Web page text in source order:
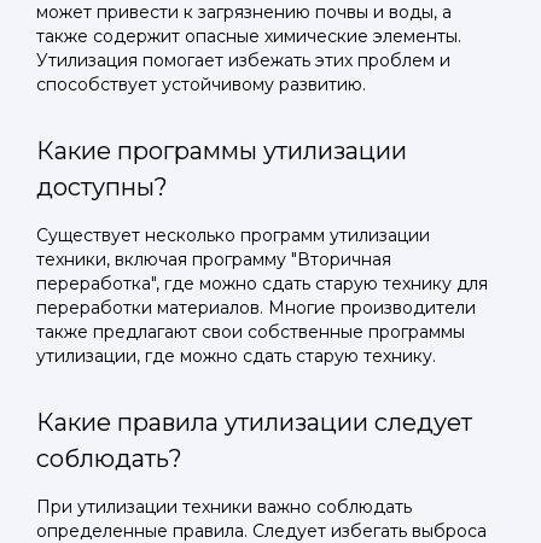
может привести к загрязнению почвы и воды, а
также содержит опасные химические элементы.
Утилизация помогает избежать этих проблем и
способствует устойчивому развитию.
Какие программы утилизации
доступны?
Существует несколько программ утилизации
техники, включая программу "Вторичная
переработка", где можно сдать старую технику для
переработки материалов. Многие производители
также предлагают свои собственные программы
утилизации, где можно сдать старую технику.
Какие правила утилизации следует
соблюдать?
При утилизации техники важно соблюдать
определенные правила. Следует избегать выброса